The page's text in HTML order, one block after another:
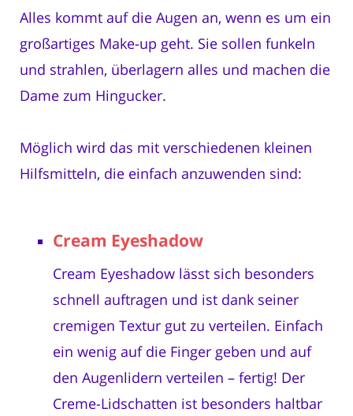
Alles kommt auf die Augen an, wenn es um ein
großartiges Make-up geht. Sie sollen funkeln
und strahlen, überlagern alles und machen die
Dame zum Hingucker.
Möglich wird das mit verschiedenen kleinen
Hilfsmitteln, die einfach anzuwenden sind:
Cream Eyeshadow
Cream Eyeshadow lässt sich besonders
schnell auftragen und ist dank seiner
cremigen Textur gut zu verteilen. Einfach
ein wenig auf die Finger geben und auf
den Augenlidern verteilen – fertig! Der
Creme-Lidschatten ist besonders haltbar